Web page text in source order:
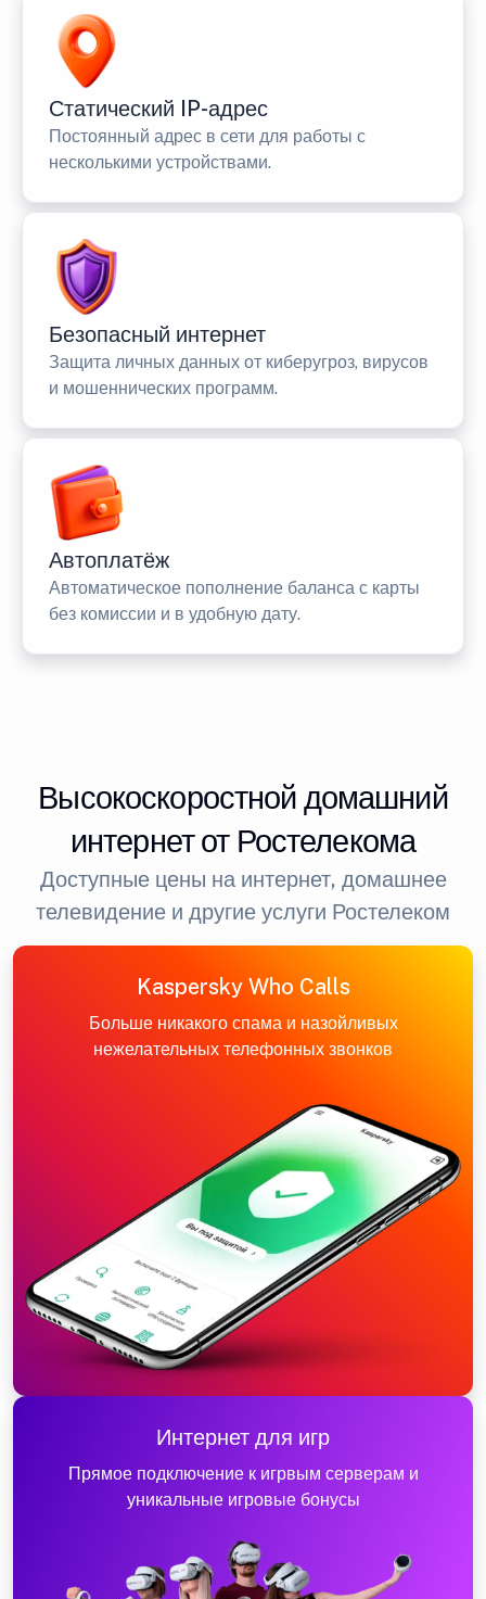
Статический IP-адрес
Постоянный адрес в сети для работы с
несколькими устройствами.
Безопасный интернет
Защита личных данных от киберугроз, вирусов
и мошеннических программ.
Автоплатёж
Автоматическое пополнение баланса с карты
без комиссии и в удобную дату.
Высокоскоростной домашний
интернет от Ростелекома
Доступные цены на интернет, домашнее
телевидение и другие услуги Ростелеком
Kaspersky Who Calls
Больше никакого спама и назойливых
нежелательных телефонных звонков
Интернет для игр
Прямое подключение к игрвым серверам и
уникальные игровые бонусы